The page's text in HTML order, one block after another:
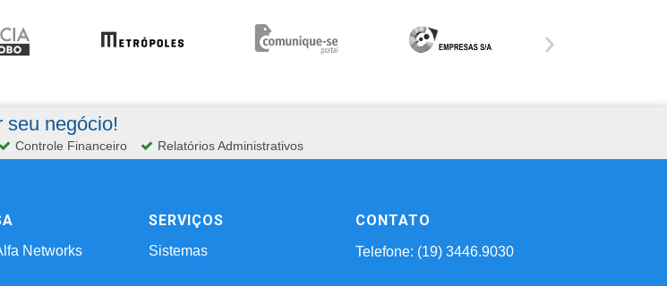
›
seu negócio!
Controle Financeiro Relatórios Administrativos
Networks
SERVIÇOS
Sistemas
CONTATO
Telefone: (19) 3446.9030